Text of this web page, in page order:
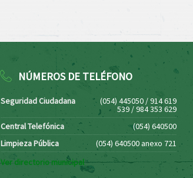
NÚMEROS DE TELÉFONO
Seguridad Ciudadana (054) 445050 / 914 619
539 / 984 353 629
Central Telefónica
(054) 640500
Limpieza Pública
(054) 640500 anexo 721
Ver directorio municipal